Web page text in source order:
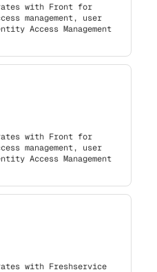
with Front for
management, user
Access Management
with Front for
management, user
Access Management
with Freshservice